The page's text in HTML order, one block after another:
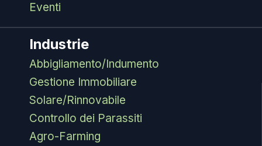
Eventi
Industrie
Abbigliamento/Indumento
Gestione Immobiliare
Solare/Rinnovabile
Controllo dei Parassiti
Agro-Farming